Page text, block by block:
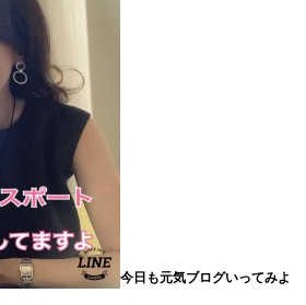
今日も元気ブログいってみよ